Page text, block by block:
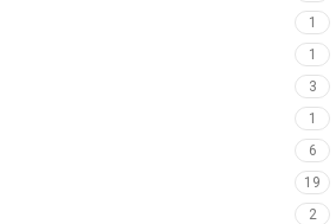
1
1
3
1
6
19
2